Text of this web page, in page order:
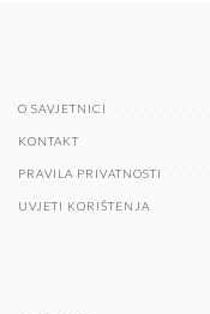
O SAVJETNICI
KONTAKT
PRAVILA PRIVATNOSTI
UVJETI KORIŠTENJA